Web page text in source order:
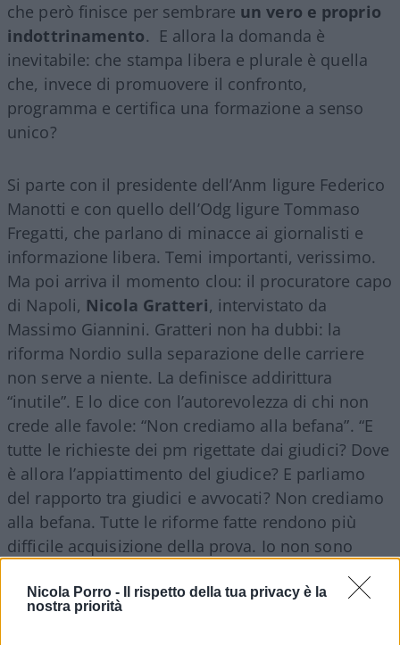
Nicola Porro -
Il rispetto della tua privacy è la
nostra priorità
che però finisce per sembrare un vero e proprio
indottrinamento. E allora la domanda è
inevitabile: che stampa libera e plurale è quella
che, invece di promuovere il confronto,
programma e certifica una formazione a senso
unico?
Si parte con il presidente dell’Anm ligure Federico
Manotti e con quello dell’Odg ligure Tommaso
Fregatti, che parlano di minacce ai giornalisti e
informazione libera. Temi importanti, verissimo.
Ma poi arriva il momento clou: il procuratore capo
di Napoli, Nicola Gratteri, intervistato da
Massimo Giannini. Gratteri non ha dubbi: la
riforma Nordio sulla separazione delle carriere
non serve a niente. La definisce addirittura
“inutile”. E lo dice con l’autorevolezza di chi non
crede alle favole: “Non crediamo alla befana”. “E
tutte le richieste dei pm rigettate dai giudici? Dove
è allora l’appiattimento del giudice? E parliamo
del rapporto tra giudici e avvocati? Non crediamo
alla befana. Tutte le riforme fatte rendono più
difficile acquisizione della prova. Io non sono
del giudice è il pm migliore”.Fortunatamente non
è arrivato alcun messaggino stavolta